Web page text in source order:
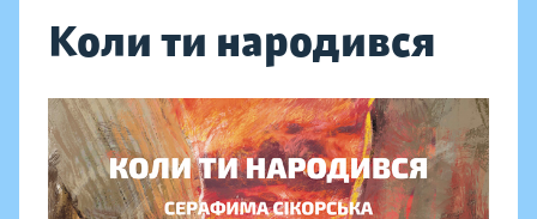
Коли ти народився